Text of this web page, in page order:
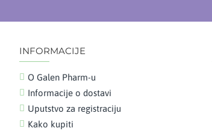
INFORMACIJE
O Galen Pharm-u
Informacije o dostavi
Uputstvo za registraciju
Kako kupiti